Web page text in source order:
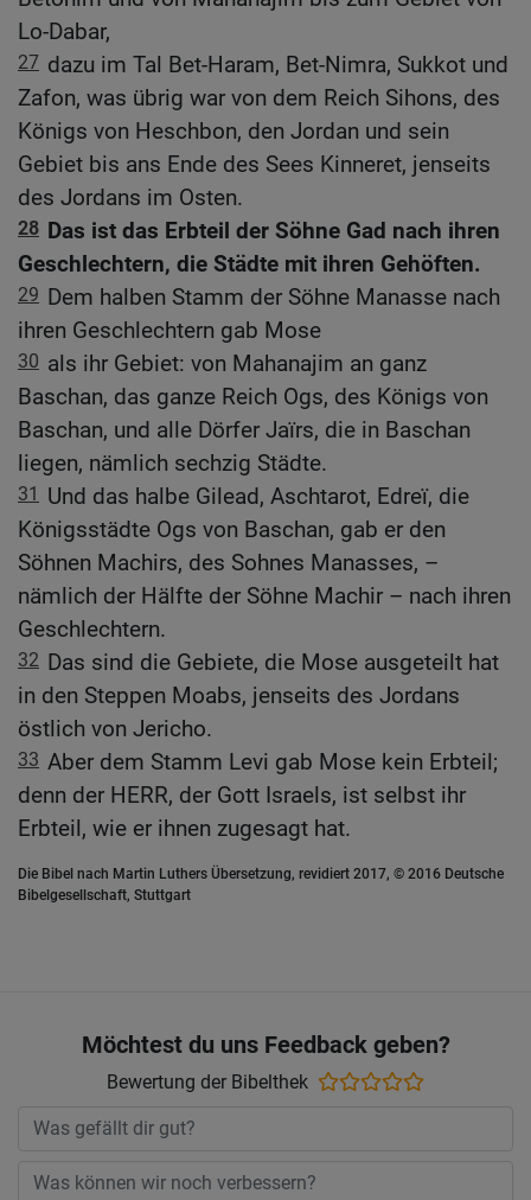
Lo-Dabar,
27 dazu im Tal Bet-Haram, Bet-Nimra, Sukkot und
Zafon, was übrig war von dem Reich Sihons, des
Königs von Heschbon, den Jordan und sein
Gebiet bis ans Ende des Sees Kinneret, jenseits
des Jordans im Osten.
28 Das ist das Erbteil der Söhne Gad nach ihren
Geschlechtern, die Städte mit ihren Gehöften.
29 Dem halben Stamm der Söhne Manasse nach
ihren Geschlechtern gab Mose
30 als ihr Gebiet: von Mahanajim an ganz
Baschan, das ganze Reich Ogs, des Königs von
Baschan, und alle Dörfer Jaïrs, die in Baschan
liegen, nämlich sechzig Städte.
31
Und das halbe Gilead, Aschtarot, Edreï, die
Königsstädte Ogs von Baschan, gab er den
Söhnen Machirs, des Sohnes Manasses, –
nämlich der Hälfte der Söhne Machir – nach ihren
Geschlechtern.
32 Das sind die Gebiete, die Mose ausgeteilt hat
in den Steppen Moabs, jenseits des Jordans
östlich von Jericho.
33 Aber dem Stamm Levi gab Mose kein Erbteil;
denn der HERR, der Gott Israels, ist selbst ihr
Erbteil, wie er ihnen zugesagt hat.
Die Bibel nach Martin Luthers Übersetzung, revidiert 2017, © 2016 Deutsche
Bibelgesellschaft, Stuttgart
Möchtest du uns Feedback geben?
Bewertung der Bibelthek